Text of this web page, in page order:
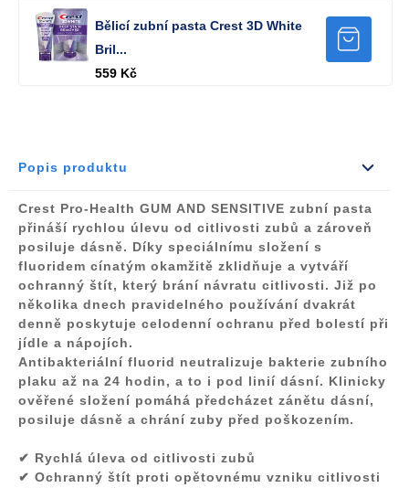
Bělicí zubní pasta Crest 3D White
Bril...
559 Kč
Popis produktu
Crest Pro-Health GUM AND SENSITIVE zubní pasta
přináší rychlou úlevu od citlivosti zubů a zároveň
posiluje dásně. Díky speciálnímu složení s
fluoridem cínatým okamžitě zklidňuje a vytváří
ochranný štít, který brání návratu citlivosti. Již po
několika dnech pravidelného používání dvakrát
denně poskytuje celodenní ochranu před bolestí při
jídle a nápojích.
Antibakteriální fluorid neutralizuje bakterie zubního
plaku až na 24 hodin, a to i pod linií dásní. Klinicky
ověřené složení pomáhá předcházet zánětu dásní,
posiluje dásně a chrání zuby před poškozením.
✔ Rychlá úleva od citlivosti zubů
✔ Ochranný štít proti opětovnému vzniku citlivosti